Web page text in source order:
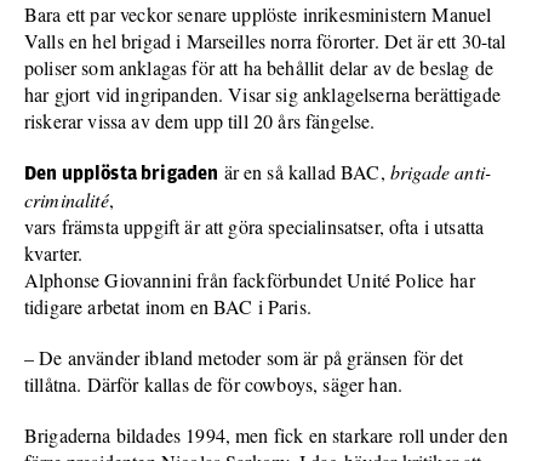
Bara ett par veckor senare upplöste inrikesministern Manuel
Valls en hel brigad i Marseilles norra förorter. Det är ett 30-tal
poliser som anklagas för att ha behållit delar av de beslag de
har gjort vid ingripanden. Visar sig anklagelserna berättigade
riskerar vissa av dem upp till 20 års fängelse.
Den upplösta brigaden är en så kallad BAC, brigade anti-
criminalité,
vars främsta uppgift är att göra specialinsatser, ofta i utsatta
kvarter.
Alphonse Giovannini från fackförbundet Unité Police har
tidigare arbetat inom en BAC i Paris.
– De använder ibland metoder som är på gränsen för det
tillåtna. Därför kallas de för cowboys, säger han.
Brigaderna bildades 1994, men fick en starkare roll under den